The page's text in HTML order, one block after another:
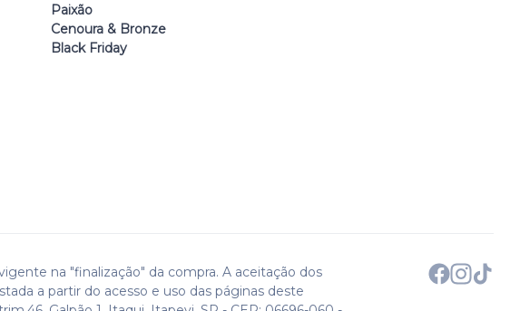
Paixão
Cenoura & Bronze
Black Friday
na "finalização" da compra. A aceitação dos
a partir do acesso e uso das páginas deste